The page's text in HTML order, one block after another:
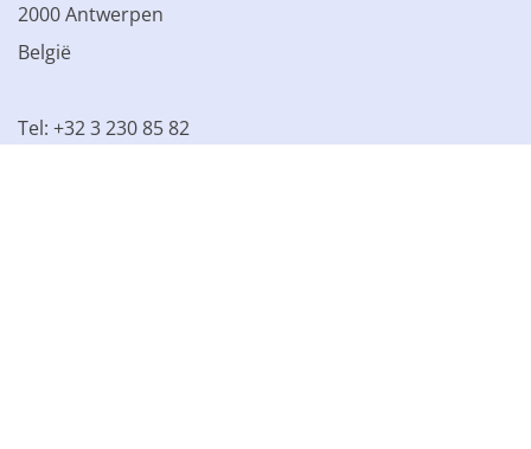
2000 Antwerpen
België
Tel: +32 3 230 85 82